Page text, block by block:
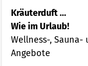
Kräuterduft …
Wie im Urlaub!
Wellness-,
Angebote